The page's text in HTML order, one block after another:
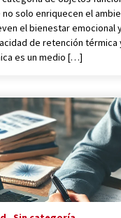
Diplomático en Juego
2 meses atrás
Impactante
Trump decide el
2 meses atrás
Cerámica y
y Accesorios
solo enriquecen el
el bienestar emocional
de retención térmica
es un medio […]